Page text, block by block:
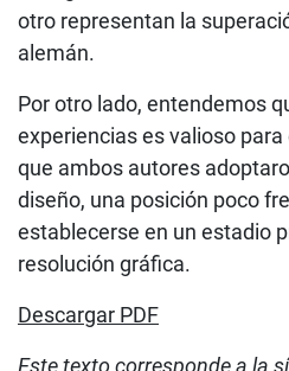
otro representan la
alemán.
Por otro lado, entendemos
experiencias es valioso
que ambos autores
diseño, una posición poco
establecerse en un estadio
resolución gráfica.
Descargar PDF
Este texto corresponde a la